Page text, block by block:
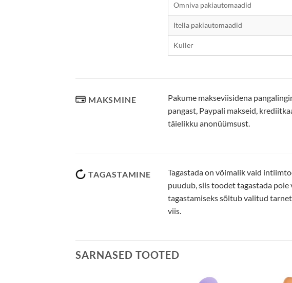
Omniva pakiautomaadid
Itella pakiautomaadid
Kuller
MAKSMINE
Pakume makseviisidena
pangast, Paypali makseid,
täielikku anonüümsust.
TAGASTAMINE
Tagastada on võimalik vaid
puudub, siis toodet tagastada pole
tagastamiseks sõltub valitud
viis.
SARNASED TOOTED